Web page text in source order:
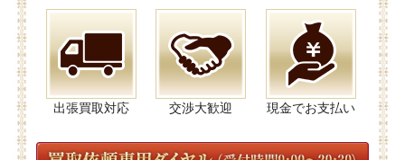
出張買取対応 交渉大歓迎 現金でお支払い